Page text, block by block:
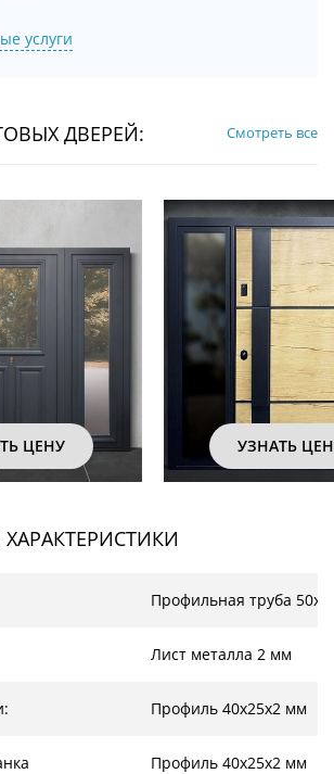
услуги
ДВЕРЕЙ: Смотреть все
УЗНАТЬ ЦЕНУ
Профильная труба
Лист металла 2 мм
Профиль 40х25х2 мм
Профиль 40х25х2 мм